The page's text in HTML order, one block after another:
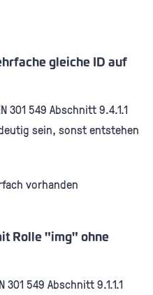
gleiche ID auf
301 549 Abschnitt 9.4.1.1
sein, sonst entstehen
vorhanden
Rolle "img" ohne
301 549 Abschnitt 9.1.1.1